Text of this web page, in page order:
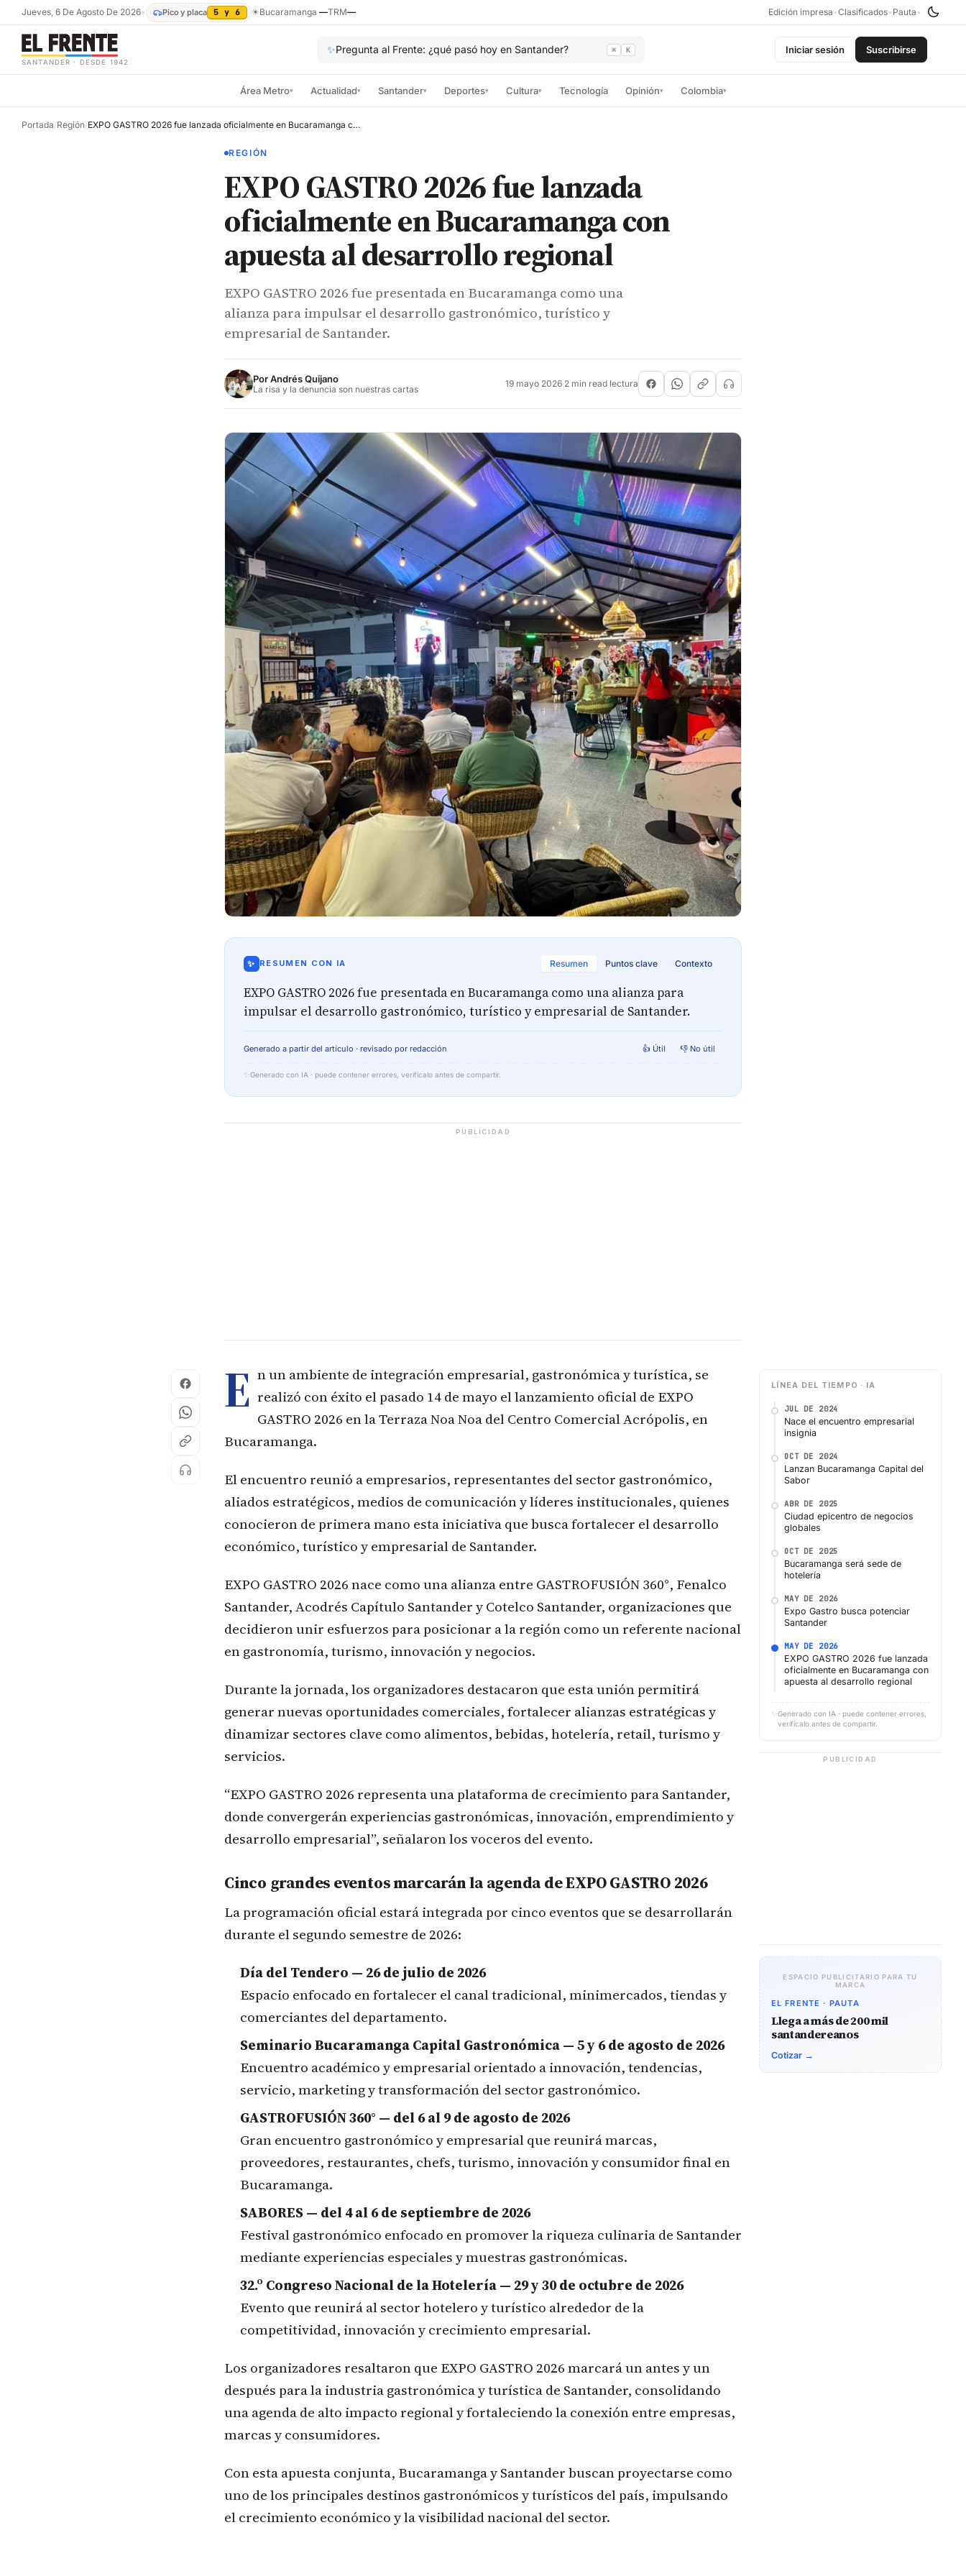
Jueves, 6 De Agosto De 2026• Pico y placa 5 y 6 ☀Bucaramanga —TRM— Edición impresa •Clasificados• Pauta •
SANTANDER · DESDE 1942
✨Pregunta al Frente: ¿qué pasó hoy en Santander? ⌘ K Iniciar sesión Suscribirse
Área Metro▾ Actualidad▾ Santander▾ Deportes▾ Cultura▾ Tecnología Opinión▾ Colombia▾
Portada/Región/ EXPO GASTRO 2026 fue lanzada oficialmente en Bucaramanga con apuesta al desarrollo regional
REGIÓN
EXPO GASTRO 2026 fue lanzada
oficialmente en Bucaramanga con
apuesta al desarrollo regional
EXPO GASTRO 2026 fue presentada en Bucaramanga como una
alianza para impulsar el desarrollo gastronómico, turístico y
empresarial de Santander.
PorAndrés Quijano
La risa y la denuncia son nuestras cartas 19 mayo 2026·2 min read lectura
✨ RESUMEN CON IA Resumen Puntos clave Contexto
EXPO GASTRO 2026 fue presentada en Bucaramanga como una alianza para
impulsar el desarrollo gastronómico, turístico y empresarial de Santander.
Generado a partir del artículo · revisado por redacción 👍 Útil 👎 No útil
✨ Generado con IA · puede contener errores, verifícalo antes de compartir.
PUBLICIDAD
E n un ambiente de integración empresarial, gastronómica y turística, se
realizó con éxito el pasado 14 de mayo el lanzamiento oficial de EXPO
GASTRO 2026 en la Terraza Noa Noa del Centro Comercial Acrópolis, en
Bucaramanga.
El encuentro reunió a empresarios, representantes del sector gastronómico,
aliados estratégicos, medios de comunicación y líderes institucionales, quienes
conocieron de primera mano esta iniciativa que busca fortalecer el desarrollo
económico, turístico y empresarial de Santander.
EXPO GASTRO 2026 nace como una alianza entre GASTROFUSIÓN 360°, Fenalco
Santander, Acodrés Capítulo Santander y Cotelco Santander, organizaciones que
decidieron unir esfuerzos para posicionar a la región como un referente nacional
en gastronomía, turismo, innovación y negocios.
Durante la jornada, los organizadores destacaron que esta unión permitirá
generar nuevas oportunidades comerciales, fortalecer alianzas estratégicas y
dinamizar sectores clave como alimentos, bebidas, hotelería, retail, turismo y
servicios.
“EXPO GASTRO 2026 representa una plataforma de crecimiento para Santander,
donde convergerán experiencias gastronómicas, innovación, emprendimiento y
desarrollo empresarial”, señalaron los voceros del evento.
Cinco grandes eventos marcarán la agenda de EXPO GASTRO 2026
La programación oficial estará integrada por cinco eventos que se desarrollarán
durante el segundo semestre de 2026:
Día del Tendero — 26 de julio de 2026
Espacio enfocado en fortalecer el canal tradicional, minimercados, tiendas y
comerciantes del departamento.
Seminario Bucaramanga Capital Gastronómica — 5 y 6 de agosto de 2026
Encuentro académico y empresarial orientado a innovación, tendencias,
servicio, marketing y transformación del sector gastronómico.
GASTROFUSIÓN 360° — del 6 al 9 de agosto de 2026
Gran encuentro gastronómico y empresarial que reunirá marcas,
proveedores, restaurantes, chefs, turismo, innovación y consumidor final en
Bucaramanga.
SABORES — del 4 al 6 de septiembre de 2026
Festival gastronómico enfocado en promover la riqueza culinaria de Santander
mediante experiencias especiales y muestras gastronómicas.
32.º Congreso Nacional de la Hotelería — 29 y 30 de octubre de 2026
Evento que reunirá al sector hotelero y turístico alrededor de la
competitividad, innovación y crecimiento empresarial.
Los organizadores resaltaron que EXPO GASTRO 2026 marcará un antes y un
después para la industria gastronómica y turística de Santander, consolidando
una agenda de alto impacto regional y fortaleciendo la conexión entre empresas,
marcas y consumidores.
Con esta apuesta conjunta, Bucaramanga y Santander buscan proyectarse como
uno de los principales destinos gastronómicos y turísticos del país, impulsando
el crecimiento económico y la visibilidad nacional del sector.
LÍNEA DEL TIEMPO · IA
JUL DE 2024
Nace el encuentro empresarial
insignia
OCT DE 2024
Lanzan Bucaramanga Capital del
Sabor
ABR DE 2025
Ciudad epicentro de negocios
globales
OCT DE 2025
Bucaramanga será sede de
hotelería
MAY DE 2026
Expo Gastro busca potenciar
Santander
MAY DE 2026
EXPO GASTRO 2026 fue lanzada
oficialmente en Bucaramanga con
apuesta al desarrollo regional
✨ Generado con IA · puede contener errores,
verifícalo antes de compartir.
PUBLICIDAD
ESPACIO PUBLICITARIO PARA TU
MARCA
EL FRENTE · PAUTA
Llega a más de 200 mil
santandereanos
Cotizar →